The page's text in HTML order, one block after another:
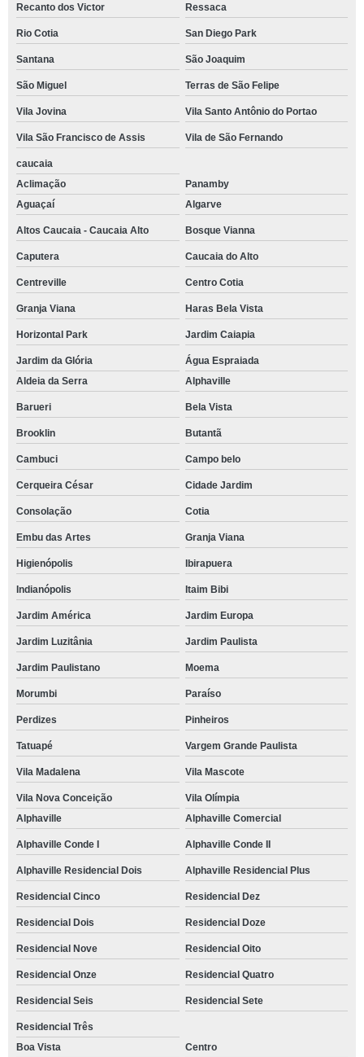
espaço de eventos corporativos endereço Paraíso
espaço para confraternização endereço Aguassai
espaço de eventos corporativos reservar Jardim Caiapiá
espaço de eventos Residencial Dois
espaço para eventos pequenos Bela Vista
telefone de espaço para eventos Ressaca
onde tem espaço para festa Pitas
espaço para festa de casamento endereço Parque Santa Rita de Cassia
espaço para festa Chácara Canta Galo
espaço para confraternização reservar Ibirapuera
espaço para confraternização de empresa Aclimação
telefone de espaço para eventos pequenos Alphaville Comercial
onde tem espaço para confraternização de empresa Morro Grande
espaço para eventos corporativos endereço Portão
telefone de espaço de eventos Jardim Rosalina
telefone de espaço de eventos corporativos Alphaville
espaço para eventos pequenos reservar Jardim América
espaço de eventos corporativos Horizontal Park
espaço para festa reservar Santa Cecilia
espaço para festa endereço Recanto Verde
espaço para festa de debutante endereço Colinas de Cotia
espaço para eventos reservar Jardim Barbacena
onde tem espaço para festa de casamento Água Espraiada
telefone de espaço para confraternização de empresa Recanto Vista Alegre
espaço para confraternização de empresa endereço Vila Jovina
espaço para confraternização de empresa reservar Pinheiros
telefone de espaço para eventos pequenos Jardim Paulista
onde tem espaço para festas de aniversário Centro
espaço para eventos empresariais Jardim Lina
onde tem espaço para eventos corporativos Parque Monjolo
espaço para confraternização de empresa Recanto Vista Alegre
espaço para eventos corporativos Cotia
espaço para festa de casamento endereço Arco-Verde
espaço para festas de aniversário Residencial Quatro
Recanto dos Victor Ressaca
Rio Cotia San Diego Park
Santana São Joaquim
São Miguel Terras de São Felipe
Vila Jovina Vila Santo Antônio do Portao
Vila São Francisco de Assis Vila de São Fernando
caucaia
Aclimação
Panamby
Aguaçaí
Algarve
Altos Caucaia - Caucaia Alto Bosque Vianna
Caputera Caucaia do Alto
Centreville Centro Cotia
Granja Viana Haras Bela Vista
Horizontal Park Jardim Caiapia
Jardim da Glória
Água Espraiada
Aldeia da Serra
Alphaville
Barueri Bela Vista
Brooklin Butantã
Cambuci Campo belo
Cerqueira César Cidade Jardim
Consolação Cotia
Embu das Artes Granja Viana
Higienópolis Ibirapuera
Indianópolis Itaim Bibi
Jardim América Jardim Europa
Jardim Luzitânia Jardim Paulista
Jardim Paulistano Moema
Morumbi Paraíso
Perdizes Pinheiros
Tatuapé Vargem Grande Paulista
Vila Madalena Vila Mascote
Vila Nova Conceição
Vila Olímpia
Alphaville
Alphaville Comercial
Alphaville Conde I Alphaville Conde II
Alphaville Residencial Dois Alphaville Residencial Plus
Residencial Cinco Residencial Dez
Residencial Dois Residencial Doze
Residencial Nove Residencial Oito
Residencial Onze Residencial Quatro
Residencial Seis Residencial Sete
Residencial Três
Boa Vista
Centro